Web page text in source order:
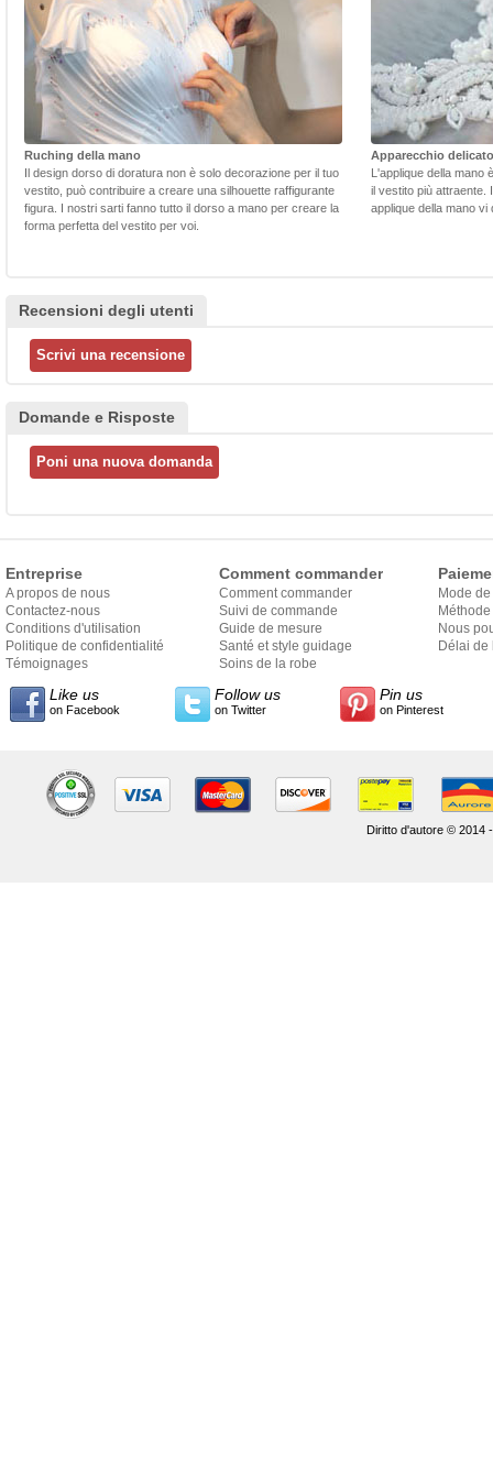
Ruching della mano
Il design dorso di doratura non è solo decorazione per il tuo
vestito, può contribuire a creare una silhouette raffigurante
figura. I nostri sarti fanno tutto il dorso a mano per creare la
forma perfetta del vestito per voi.
Apparecchio delicato
L'applique della mano
il vestito più attraente.
applique della mano
Recensioni degli utenti
Domande e Risposte
Entreprise
A propos de nous
Contactez-nous
Conditions d'utilisation
Politique de confidentialité
Témoignages
Comment commander
Comment commander
Suivi de commande
Guide de mesure
Santé et style guidage
Soins de la robe
Mode
Nous
Délai de
Like us
on Facebook
Follow us
on Twitter
Pin us
on Pinterest
Diritto d'autore © 2014